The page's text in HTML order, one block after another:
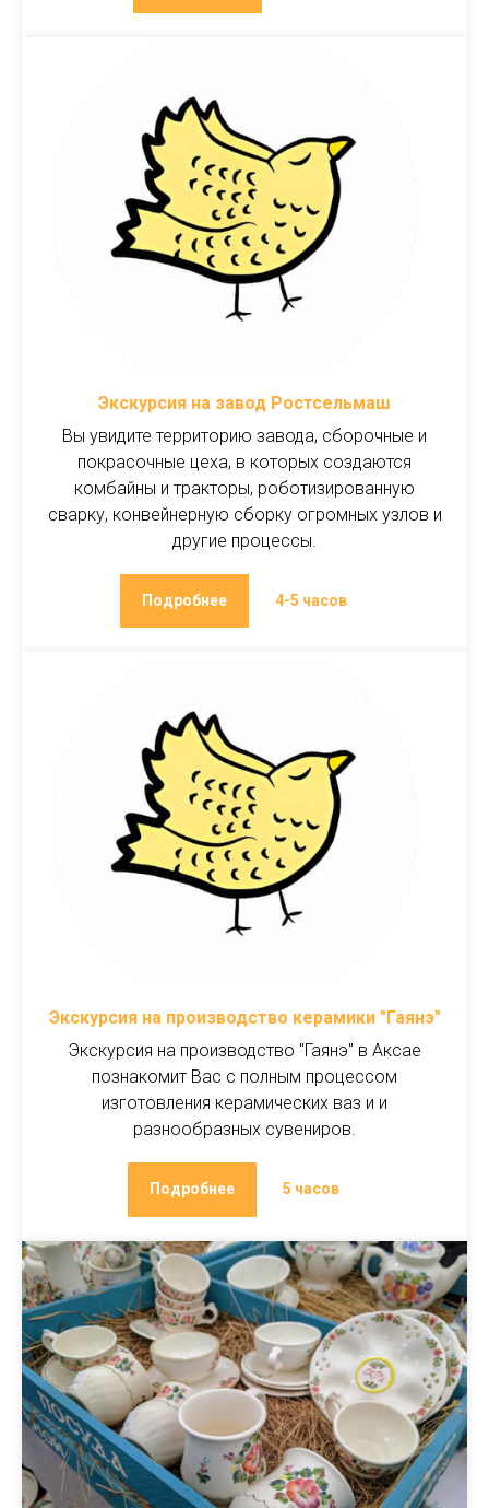
Экскурсия на завод Ростсельмаш
Вы увидите территорию завода, сборочные и
покрасочные цеха, в которых создаются
комбайны и тракторы, роботизированную
сварку, конвейнерную сборку огромных узлов и
другие процессы.
Подробнее 4-5 часов
Экскурсия на производство керамики "Гаянэ"
Экскурсия на производство "Гаянэ" в Аксае
познакомит Вас с полным процессом
изготовления керамических ваз и и
разнообразных сувениров.
Подробнее 5 часов